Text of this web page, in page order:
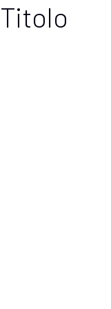
Titolo